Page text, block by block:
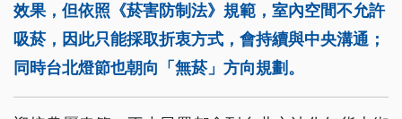
效果，但依照《菸害防制法》規範，室內空間不允許
吸菸，因此只能採取折衷方式，會持續與中央溝通；
同時台北燈節也朝向「無菸」方向規劃。